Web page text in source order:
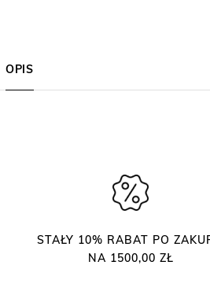
B
P
I
E
O
OPIS
STAŁY 10% RABAT PO
NA 1500,00 ZŁ